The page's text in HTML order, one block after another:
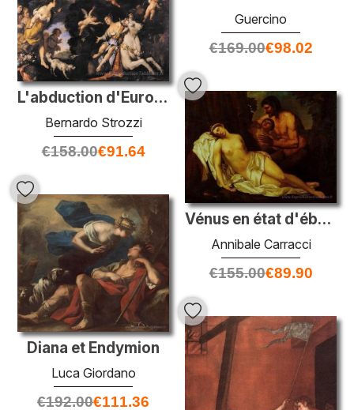
Guercino
€169.00€98.02
L'abduction d'Europa
Bernardo Strozzi
€158.00€91.64
Vénus en état d'ébriété par un satyre (La Nuda)
Annibale Carracci
€155.00€89.90
Diana et Endymion
Luca Giordano
€192.00€111.36